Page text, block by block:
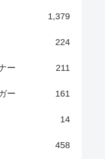
1,379
224
ー 211
ー 161
14
458